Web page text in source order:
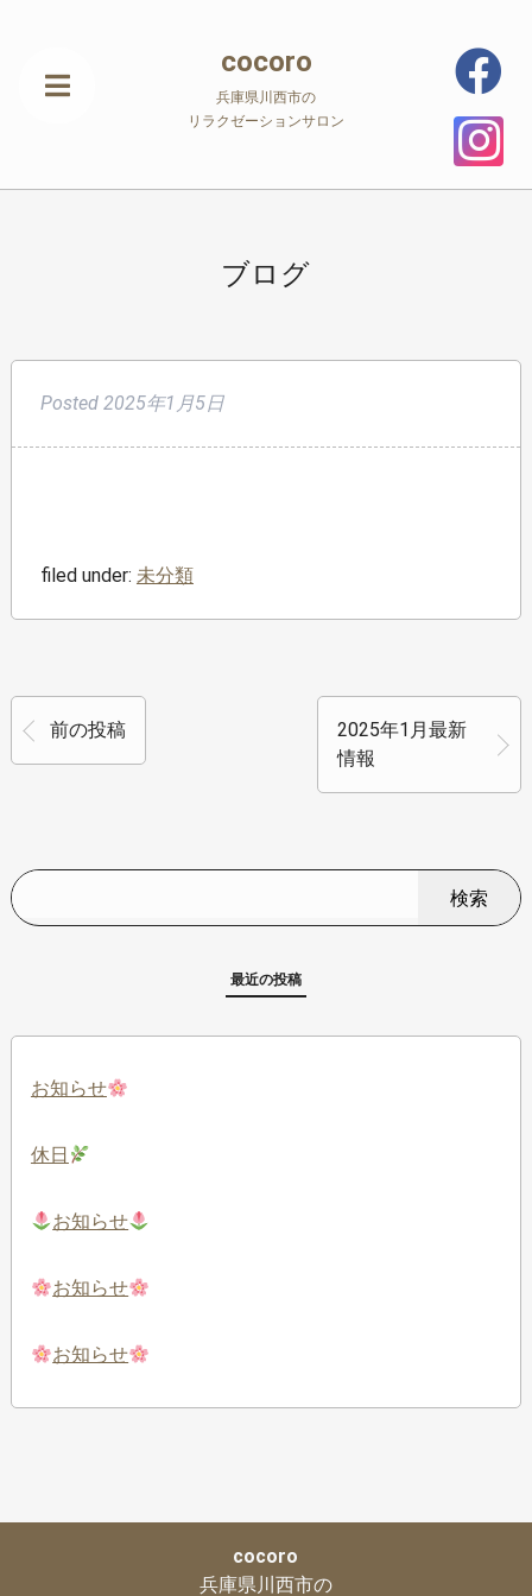
cocoro
兵庫県川西市の
リラクゼーションサロン
ブログ
Posted 2025年1月5日
filed under: 未分類
前の投稿
2025年1月最新
情報
検索
最近の投稿
お知らせ
休日
お知らせ
お知らせ
お知らせ
cocoro
兵庫県川西市の